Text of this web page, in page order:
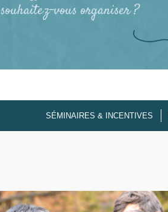
souhaitez-vous organiser ?
SÉMINAIRES & INCENTIVES